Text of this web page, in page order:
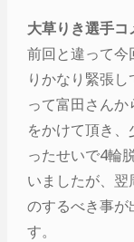
大草りき選手コ
前回と違って今
りかなり緊張
って富田さん
をかけて頂き
ったせいで4輪
いましたが、
のするべき事が
す。